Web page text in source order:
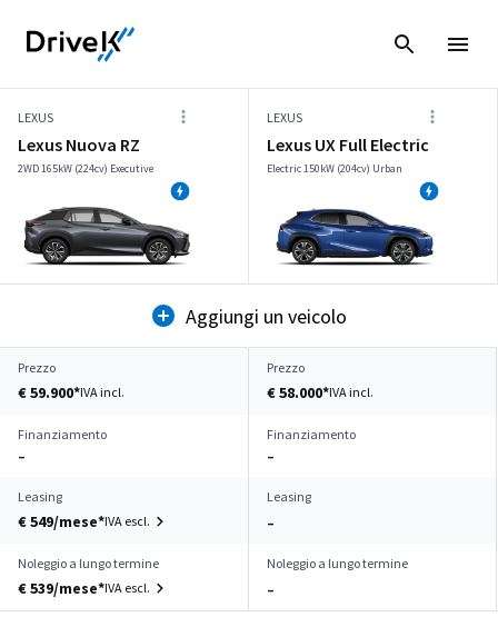
LEXUS
Lexus Nuova RZ
2WD 165kW (224cv) Executive
LEXUS
Lexus UX Full Electric
Electric 150kW (204cv) Urban
Aggiungi un veicolo
Prezzo
€ 59.900*IVA incl.
Prezzo
€ 58.000*IVA incl.
Finanziamento
–
Finanziamento
–
Leasing
€ 549/mese*IVA escl.
Leasing
–
Noleggio a lungo termine
€ 539/mese*IVA escl.
Noleggio a lungo termine
–